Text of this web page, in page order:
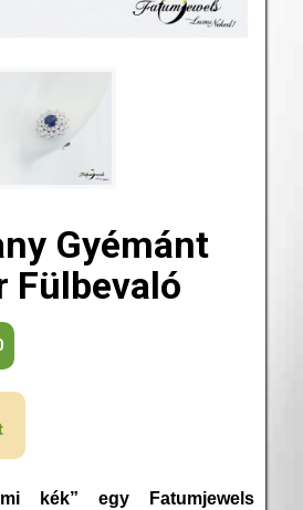
Gyémánt
Fülbevaló
kék” egy Fatumjewels